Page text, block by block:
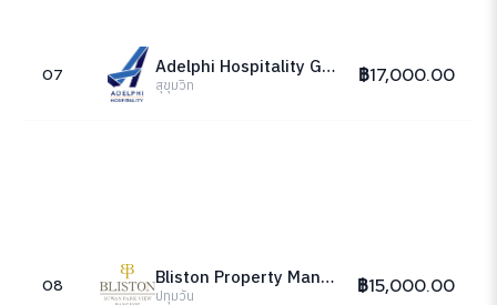
07 Adelphi Hospitality Group
สุขุมวิท ฿17,000.00
08 Bliston Property Management
ปทุมวัน ฿15,000.00